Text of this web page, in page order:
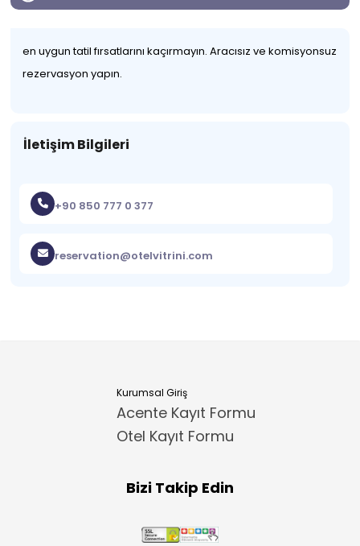
en uygun tatil fırsatlarını kaçırmayın. Aracısız ve komisyonsuz
rezervasyon yapın.
İletişim Bilgileri
+90 850 777 0 377
reservation@otelvitrini.com
Kurumsal Giriş
Acente Kayıt Formu
Otel Kayıt Formu
Bizi Takip Edin